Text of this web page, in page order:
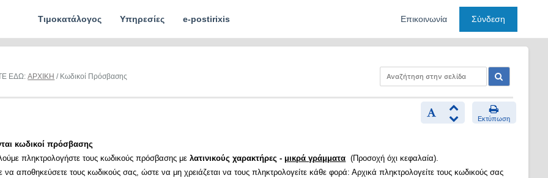
Τιμοκατάλογος Υπηρεσίες e-postirixis Επικοινωνία Σύνδεση
ΕΔΩ:ΑΡΧΙΚΗ / Κωδικοί Πρόσβασης
Εκτύπωση
κωδικοί πρόσβασης
πληκτρολογήστε τους κωδικούς πρόσβασης μελατινικούς χαρακτήρες - μικρά γράμματα (Προσοχή όχι κεφαλαία).
να αποθηκεύσετε τους κωδικούς σας, ώστε να μη χρειάζεται να τους πληκτρολογείτε κάθε φορά: Αρχικά πληκτρολογείτε τους κωδικούς σας